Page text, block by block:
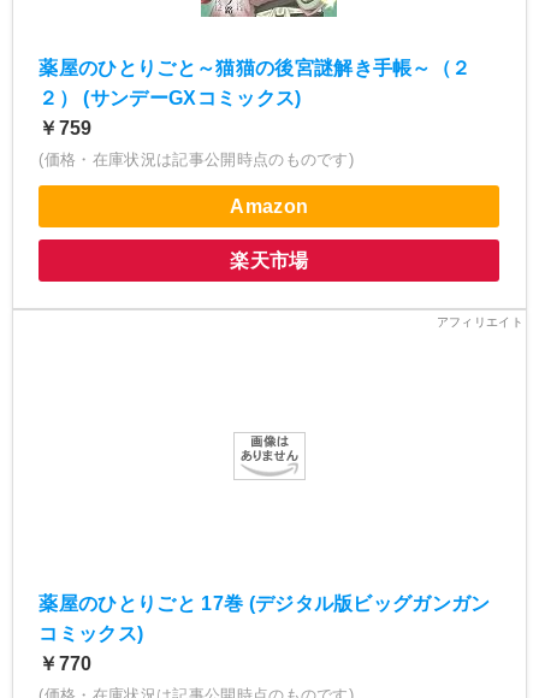
薬屋のひとりごと～猫猫の後宮謎解き手帳～（２
２） (サンデーGXコミックス)
￥759
(価格・在庫状況は記事公開時点のものです)
Amazon
楽天市場
薬屋のひとりごと 17巻 (デジタル版ビッグガンガン
コミックス)
￥770